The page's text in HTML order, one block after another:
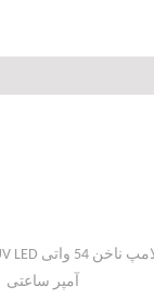
آمپر ساعتی